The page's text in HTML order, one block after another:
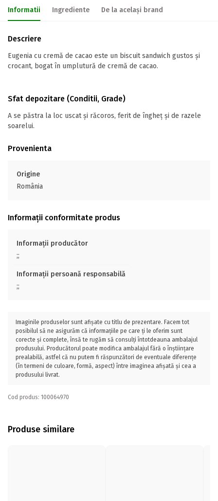
Informatii Ingrediente De la același brand
Descriere
Eugenia cu cremă de cacao este un biscuit sandwich gustos și
crocant, bogat în umplutură de cremă de cacao.
Sfat depozitare (Conditii, Grade)
A se păstra la loc uscat și răcoros, ferit de îngheț și de razele
soarelui.
Provenienta
Origine
România
Informații conformitate produs
Informații producător
;;
Informații persoană responsabilă
;;
Imaginile produselor sunt afișate cu titlu de prezentare. Facem tot
posibilul să ne asigurăm că informațiile pe care ți le oferim sunt
corecte și complete, însă te rugăm să consulți întotdeauna ambalajul
produsului. Producătorul poate modifica ambalajul fără o înștiințare
prealabilă, astfel că nu putem fi răspunzători de eventuale diferențe
(în termeni de culoare, formă, aspect) între imaginea afișată și cea a
produsului livrat.
Cod produs: 100064970
Produse similare